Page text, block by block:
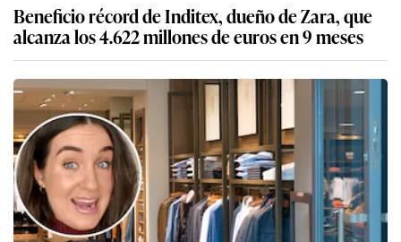
Beneficio récord de Inditex, dueño de Zara, que
alcanza los 4.622 millones de euros en 9 meses